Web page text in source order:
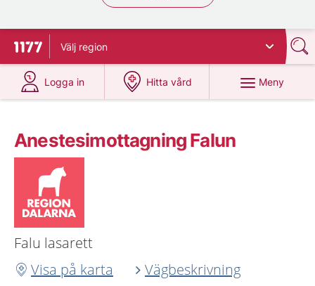
Till startsidan för 1177
Välj region
Logga in
på 1177.se
Hitta vård
på 1177.se
Meny
Anestesimottagning Falun
Falu lasarett
Visa på karta
Vägbeskrivning